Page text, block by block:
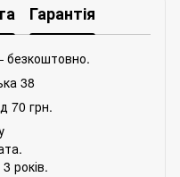
Гарантія
безкоштовно.
38
70 грн.
років.